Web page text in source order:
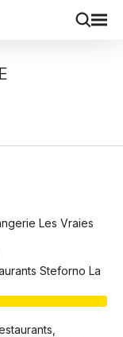
Les Vraies
Steforno La